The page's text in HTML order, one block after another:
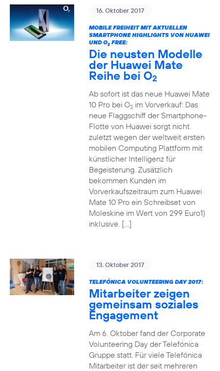
16. Oktober 2017
MOBILE FREIHEIT MIT AKTUELLEN
SMARTPHONE HIGHLIGHTS VON HUAWEI
UND O2FREE:
Die neusten Modelle
der Huawei Mate
Reihe bei O2
Ab sofort ist das neue Huawei Mate
10 Pro bei O2im Vorverkauf: Das
neue Flaggschiff der Smartphone-
Flotte von Huawei sorgt nicht
zuletzt wegen der weltweit ersten
mobilen Computing Plattform mit
künstlicher Intelligenz für
Begeisterung. Zusätzlich
bekommen Kunden im
Vorverkaufszeitraum zum Huawei
Mate 10 Pro ein Schreibset von
Moleskine im Wert von 299 Euro1)
inklusive. […]
13. Oktober 2017
TELEFÓNICA VOLUNTEERING DAY 2017:
Mitarbeiter zeigen
gemeinsam soziales
Engagement
Am 6. Oktober fand der Corporate
Volunteering Day der Telefónica
Gruppe statt. Für viele Telefónica
Mitarbeiter ist der seit mehreren